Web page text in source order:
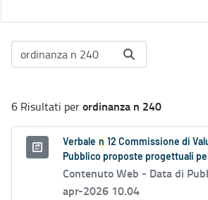
6 Risultati perordinanza n 240
Verbale n 12 Commissione di
Pubblico proposte progettuali
Contenuto Web - Data di
apr-2026 10.04